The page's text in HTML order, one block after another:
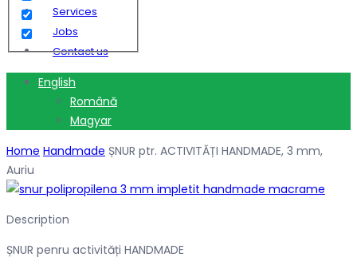
Services
Jobs
Contact us
English
Română
Magyar
Home Handmade ȘNUR ptr. ACTIVITĂȚI HANDMADE, 3 mm,
Auriu
Description
ȘNUR penru activități HANDMADE